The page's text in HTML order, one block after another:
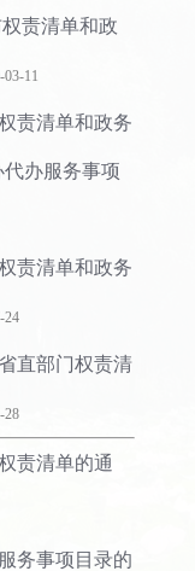
责清单和政
03-11
责清单和政务
办服务事项
责清单和政务
24
直部门权责清
28
责清单的通
务事项目录的